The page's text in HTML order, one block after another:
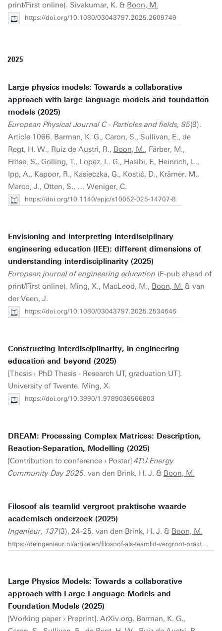
print/First online). Sivakumar, K. & Boon, M.
https://doi.org/10.1080/03043797.2025.2609749
2025
Large physics models: Towards a collaborative
approach with large language models and foundation
models (2025)
European Physical Journal C - Particles and fields, 85(9).
Article 1066. Barman, K. G., Caron, S., Sullivan, E., de
Regt, H. W., Ruiz de Austri, R., Boon, M., Färber, M.,
Fröse, S., Golling, T., Lopez, L. G., Hasibi, F., Heinrich, L.,
Ipp, A., Kapoor, R., Kasieczka, G., Kostić, D., Krämer, M.,
Marco, J., Otten, S., … Weniger, C.
https://doi.org/10.1140/epjc/s10052-025-14707-8
Envisioning and interpreting interdisciplinary
engineering education (IEE): different dimensions of
understanding interdisciplinarity (2025)
European journal of engineering education (E-pub ahead of
print/First online). Ming, X., MacLeod, M., Boon, M. & van
der Veen, J.
https://doi.org/10.1080/03043797.2025.2534646
Constructing interdisciplinarity, in engineering
education and beyond (2025)
[Thesis › PhD Thesis - Research UT, graduation UT].
University of Twente. Ming, X.
https://doi.org/10.3990/1.9789036566803
DREAM: Processing Complex Matrices: Description,
Reaction-Separation, Modelling (2025)
[Contribution to conference › Poster] 4TU.Energy
Community Day 2025. van den Brink, H. J. & Boon, M.
Filosoof als teamlid vergroot praktische waarde
academisch onderzoek (2025)
Ingenieur, 137(3), 24-25. van den Brink, H. J. & Boon, M.
https://deingenieur.nl/artikelen/filosoof-als-teamlid-vergroot-praktische-waarde-academisch-onderzoek
Large Physics Models: Towards a collaborative
approach with Large Language Models and
Foundation Models (2025)
[Working paper › Preprint]. ArXiv.org. Barman, K. G.,